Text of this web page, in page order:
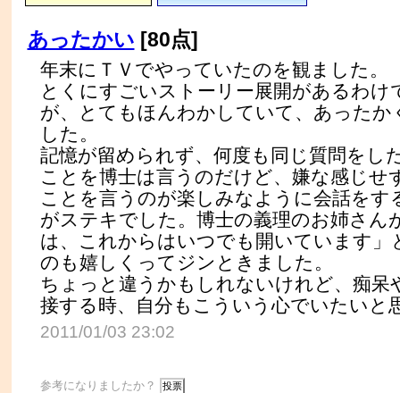
あったかい [80点]
年末にＴＶでやっていたのを観ました。
とくにすごいストーリー展開があるわけ
が、とてもほんわかしていて、あったか
した。
記憶が留められず、何度も同じ質問をし
ことを博士は言うのだけど、嫌な感じせ
ことを言うのが楽しみなように会話をす
がステキでした。博士の義理のお姉さん
は、これからはいつでも開いています」
のも嬉しくってジンときました。
ちょっと違うかもしれないけれど、痴呆
接する時、自分もこういう心でいたいと
2011/01/03 23:02
参考になりましたか？